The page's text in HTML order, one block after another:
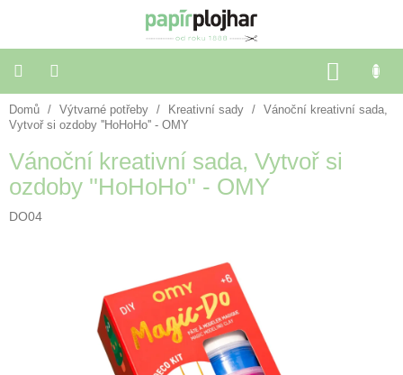
KOŠÍK
Balení
dárků
Dekorace
a
doplňky
Domů / Výtvarné potřeby / Kreativní sady /
Vánoční kreativní sada,
Vytvoř si ozdoby ''HoHoHo'' - OMY
Vánoční kreativní sada, Vytvoř si
ozdoby ''HoHoHo'' - OMY
DO04